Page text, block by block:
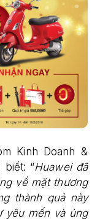
Kinh Doanh &
biết: “Huawei đã
về mặt thương
thành quả này
yêu mến và ủng